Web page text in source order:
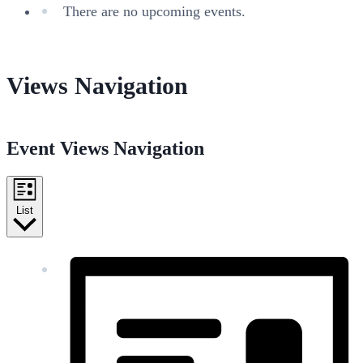
There are no upcoming events.
Views Navigation
Event Views Navigation
List